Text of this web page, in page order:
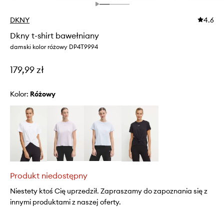
DKNY 4.6
Dkny t-shirt bawełniany
damski kolor różowy DP4T9994
179,99 zł
Kolor: różowy
Produkt niedostępny
Niestety ktoś Cię uprzedził. Zapraszamy do zapoznania się z
innymi produktami z naszej oferty.